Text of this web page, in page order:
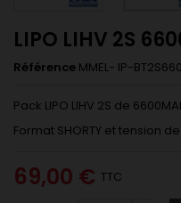
LIPO LIHV 2S
Référence MMEL- IP-
Pack LIPO LIHV 2S de
Format SHORTY et tension
69,00 € TTC